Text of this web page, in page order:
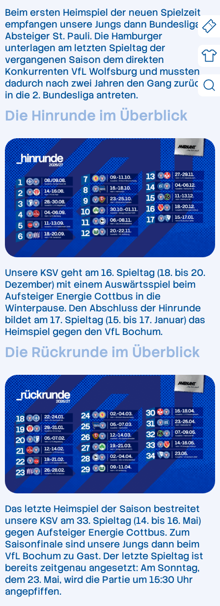
Beim ersten Heimspiel der neuen Spielzeit
empfangen unsere Jungs dann Bundesliga-
Absteiger St. Pauli. Die Hamburger
unterlagen am letzten Spieltag der
vergangenen Saison dem direkten
Konkurrenten VfL Wolfsburg und mussten
dadurch nach zwei Jahren den Gang zurück
in die 2. Bundesliga antreten.
Die Hinrunde im Überblick
Unsere KSV geht am 16. Spieltag (18. bis 20.
Dezember) mit einem Auswärtsspiel beim
Aufsteiger Energie Cottbus in die
Winterpause. Den Abschluss der Hinrunde
bildet am 17. Spieltag (15. bis 17. Januar) das
Heimspiel gegen den VfL Bochum.
Die Rückrunde im Überblick
Das letzte Heimspiel der Saison bestreitet
unsere KSV am 33. Spieltag (14. bis 16. Mai)
gegen Aufsteiger Energie Cottbus. Zum
Saisonfinale sind unsere Jungs dann beim
VfL Bochum zu Gast. Der letzte Spieltag ist
bereits zeitgenau angesetzt: Am Sonntag,
dem 23. Mai, wird die Partie um 15:30 Uhr
angepfiffen.